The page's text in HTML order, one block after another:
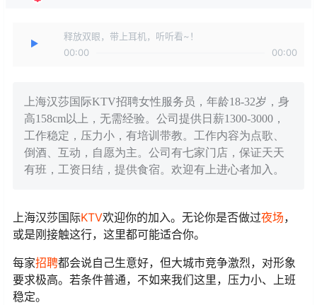
释放双眼，带上耳机，听听看~！
00:00
00:00
上海汉莎国际KTV招聘女性服务员，年龄18-32岁，身
高158cm以上，无需经验。公司提供日薪1300-3000，
工作稳定，压力小，有培训带教。工作内容为点歌、
倒酒、互动，自愿为主。公司有七家门店，保证天天
有班，工资日结，提供食宿。欢迎有上进心者加入。
上海汉莎国际KTV欢迎你的加入。无论你是否做过夜场，
或是刚接触这行，这里都可能适合你。
每家招聘都会说自己生意好，但大城市竞争激烈，对形象
要求极高。若条件普通，不如来我们这里，压力小、上班
稳定。